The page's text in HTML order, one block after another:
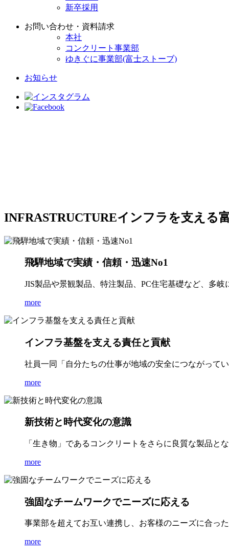
新卒採用
お問い合わせ・資料請求
本社
コンクリート事業部
ゆきぐに事業部(富士ストーブ)
お知らせ
INFRASTRUCTUREインフラを支える
飛騨地域で実績・信頼・迅速No1
JIS製品や景観製品、特注製品、PC住宅基礎など、多
more
インフラ基盤を支える責任と貢献
社員一同「自分たちの仕事が地域の安全につながって
more
新技術と時代変化の意識
「生き物」であるコンクリートをさらに良質な製品と
more
強固なチームワークでニーズに応える
事業部を超えてお互い連携し、お客様のニーズに合っ
more